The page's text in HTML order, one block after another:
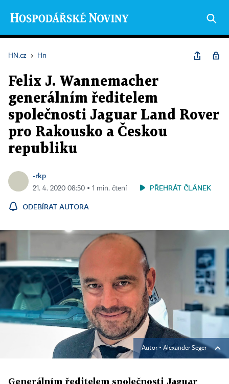
HN.cz › Hn
Felix J. Wannemacher
generálním ředitelem
společnosti Jaguar Land Rover
pro Rakousko a Českou
republiku
-rkp
21. 4. 2020 08:50 ▪ 1 min. čtení PŘEHRÁT ČLÁNEK
ODEBÍRAT AUTORA
Autor ▪ Alexander Seger
Generálním ředitelem společnosti Jaguar